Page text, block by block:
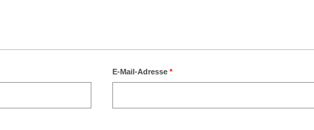
E-Mail-Adresse *